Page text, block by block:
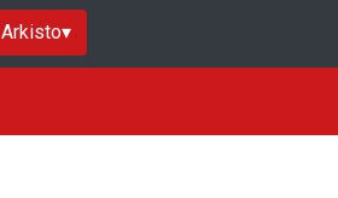
Arkisto▾